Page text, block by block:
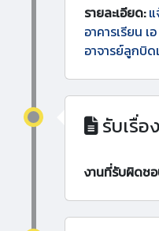
รายละเอียด:
อาคารเรียน
อาจารย์ลูกบิด
รับเรื่อง
งานที่รับผิดช